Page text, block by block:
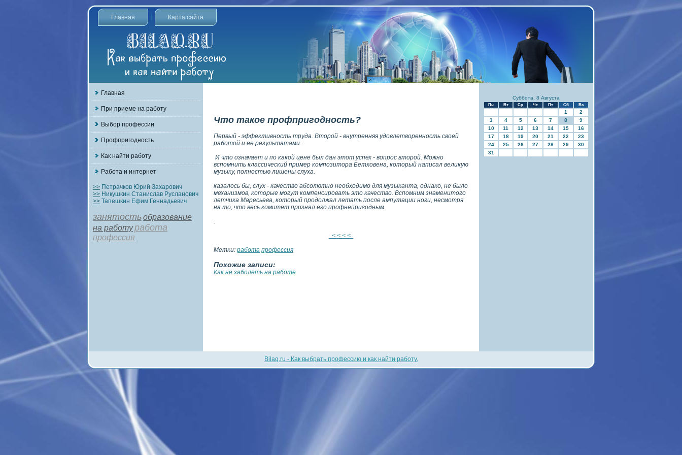
Главная Карта сайта
Главная
При приеме на работу
Выбор профессии
Профпригодность
Как найти работу
Работа и интернет
>> Петрачков Юрий Захарович
>> Никушкин Станислав Русланович
>> Тапешкин Ефим Геннадьевич
занятостьобразование
на работуработа
профессия
Что такое профпригодность?
Первый - эффективность труда. Второй - внутренняя удовлетворенность своей
работой и ее результатами.
И что означает и по какой цене был дан этот успех - вопрос второй. Можно
вспомнить классический пример композитора Бетховена, который написал великую
музыку, полностью лишены слуха.
казалось бы, слух - качество абсолютно необходимо для музыканта, однако, не было
механизмов, которые могут компенсировать это качество. Вспомним знаменитого
летчика Маресьева, который продолжал летать после ампутации ноги, несмотря
на то, что весь комитет признал его профнепригодным.
.
< < < <
Метки: работа профессия
Похожие записи:
Как не заболеть на работе
Суббота, 8 Августа
Пн Вт Ср Чт Пт Сб Вс
1
2
3
4 5 6 7 8
9
10
11 12 13 14 15
16
17
18 19 20 21 22
23
24
25 26 27 28 29
30
31
Bilaq.ru - Как выбрать профессию и как найти работу.